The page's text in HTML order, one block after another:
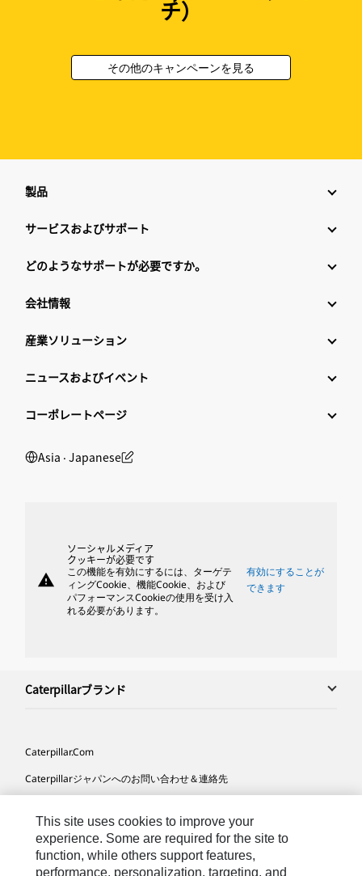
チ）
その他のキャンペーンを見る
製品
サービスおよびサポート
どのようなサポートが必要ですか。
会社情報
産業ソリューション
ニュースおよびイベント
コーポレートページ
Asia ‧ Japanese
warning
ソーシャルメディア
クッキーが必要です
この機能を有効にするには、ターゲテ
ィングCookie、機能Cookie、および
パフォーマンスCookieの使用を受け入
れる必要があります。
有効にすることが
できます
Caterpillarブランド
Caterpillar.com
Caterpillarジャパンへのお問い合わせ＆連絡先
サイト･マップ
Cookie Settings
This site uses cookies to improve your
experience. Some are required for the site to
function, while others support features,
performance, personalization, targeting, and